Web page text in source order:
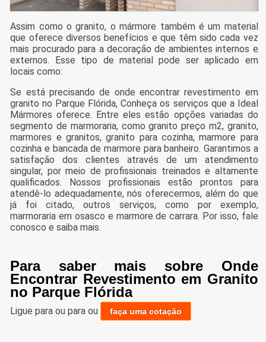
Assim como o granito, o mármore também é um material
que oferece diversos benefícios e que têm sido cada vez
mais procurado para a decoração de ambientes internos e
externos. Esse tipo de material pode ser aplicado em
locais como:
Se está precisando de onde encontrar revestimento em
granito no Parque Flórida, Conheça os serviços que a Ideal
Mármores oferece. Entre eles estão opções variadas do
segmento de marmoraria, como granito preço m2, granito,
marmores e granitos, granito para cozinha, marmore para
cozinha e bancada de marmore para banheiro. Garantimos a
satisfação dos clientes através de um atendimento
singular, por meio de profissionais treinados e altamente
qualificados. Nossos profissionais estão prontos para
atendê-lo adequadamente, nós oferecermos, além do que
já foi citado, outros serviços, como por exemplo,
marmoraria em osasco e marmore de carrara. Por isso, fale
conosco e saiba mais.
Para saber mais sobre Onde
Encontrar Revestimento em Granito
no Parque Flórida
Ligue paraou paraou faça uma cotação